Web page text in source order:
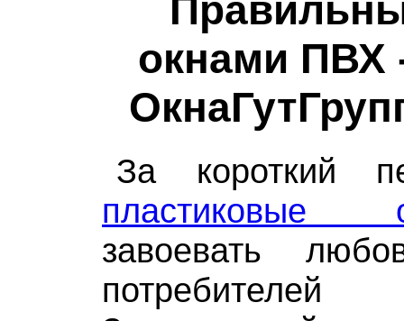
окнами ПВХ
За короткий
пластиковые
завоевать